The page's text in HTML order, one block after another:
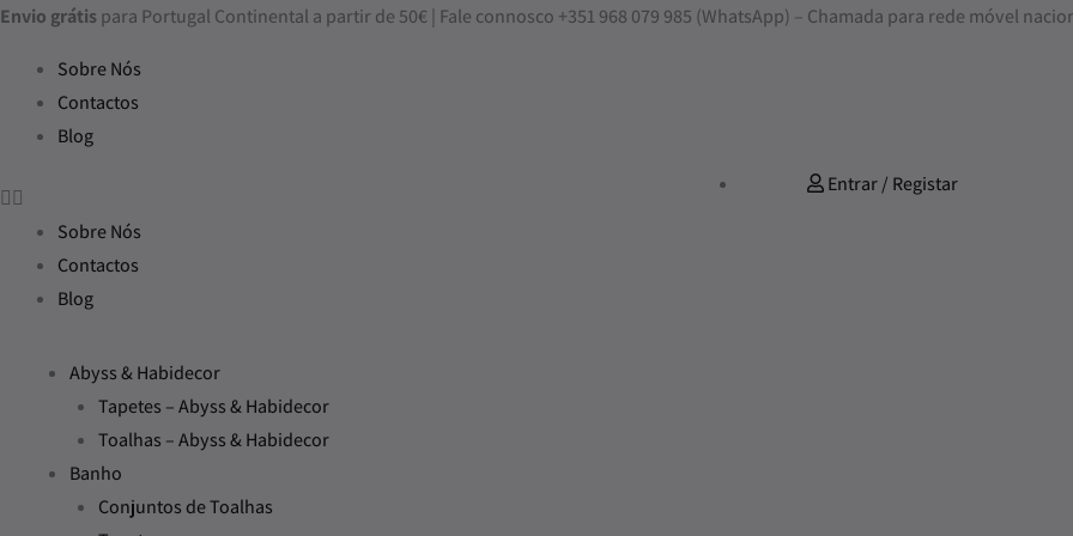
Skip
content
Envio grátispara Portugal Continental a partir de 50€ | Fale connosco +351 968 079 985 (WhatsApp) – Chamada para rede móvel
Sobre Nós
Contactos
Blog
Sobre Nós
Contactos
Blog
Entrar / Registar
Abyss & Habidecor
Tapetes – Abyss & Habidecor
Toalhas – Abyss & Habidecor
Banho
Conjuntos de Toalhas